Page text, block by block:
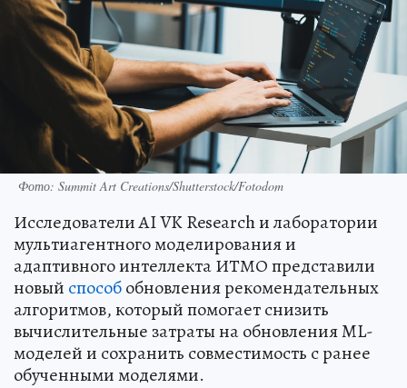
Фото: Summit Art Creations/Shutterstock/Fotodom
Исследователи AI VK Research и лаборатории
мультиагентного моделирования и
адаптивного интеллекта ИТМО представили
новый способобновления рекомендательных
алгоритмов, который помогает снизить
вычислительные затраты на обновления ML-
моделей и сохранить совместимость с ранее
обученными моделями.